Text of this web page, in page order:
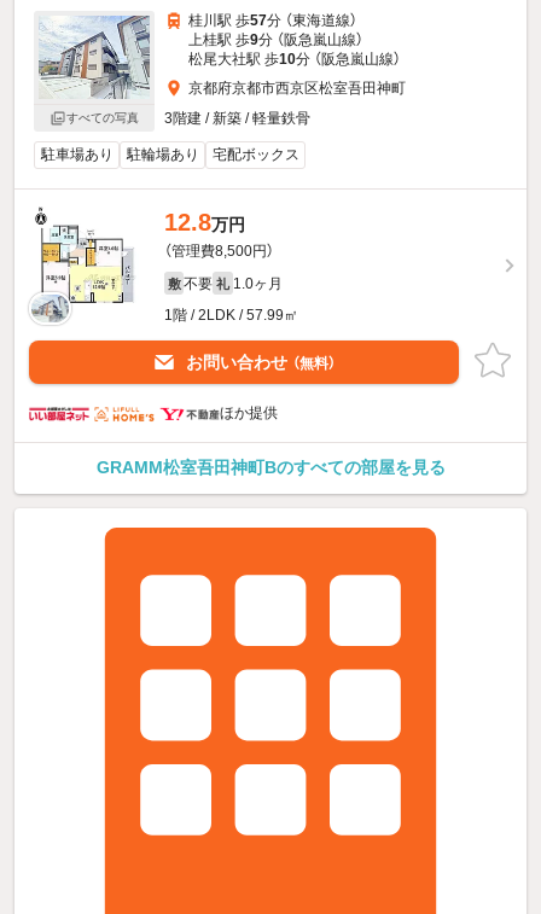
すべての写真
桂川駅 歩57分 （東海道線）
上桂駅 歩9分 （阪急嵐山線）
松尾大社駅 歩10分 （阪急嵐山線）
京都府京都市西京区松室吾田神町
3階建 / 新築 / 軽量鉄骨
駐車場あり 駐輪場あり 宅配ボックス
12.8万円
（管理費8,500円）
敷 不要 礼 1.0ヶ月
1階 / 2LDK / 57.99㎡
お問い合わせ （無料）
ほか提供
GRAMM松室吾田神町Bのすべての部屋を見る